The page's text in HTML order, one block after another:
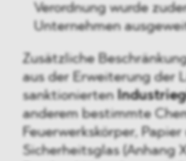
Verordnung wurde
Unternehmen
Zusätzliche
aus der Erweiterung der
sanktionierten
anderem bestimmte
Feuerwerkskörper, Papier
Sicherheitsglas (Anhang